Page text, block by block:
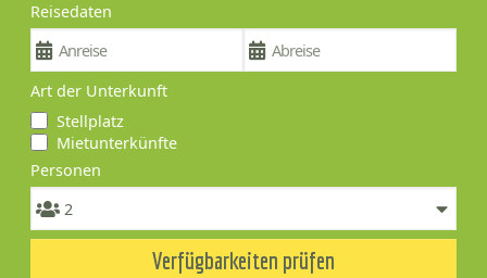
Reisedaten
Art der Unterkunft
Stellplatz
Mietunterkünfte
Personen
Verfügbarkeiten prüfen